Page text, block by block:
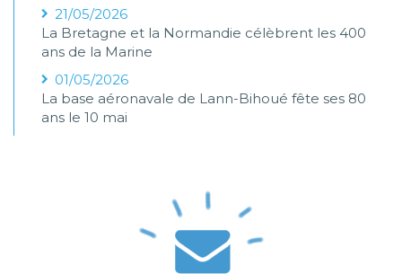
21/05/2026
La Bretagne et la Normandie célèbrent les 400
ans de la Marine
01/05/2026
La base aéronavale de Lann-Bihoué fête ses 80
ans le 10 mai